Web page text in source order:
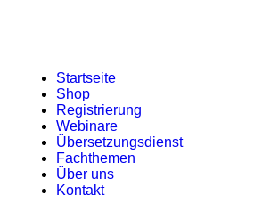
Startseite
Shop
Registrierung
Webinare
Übersetzungsdienst
Fachthemen
Über uns
Kontakt